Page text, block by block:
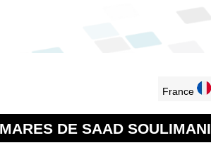
France
DE SAAD SOULIMANI